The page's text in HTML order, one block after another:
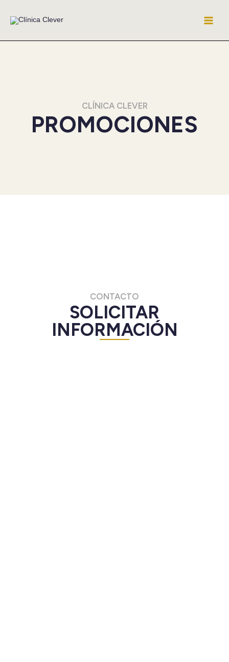
contenido
CLÍNICA CLEVER
PROMOCIONES
CONTACTO
SOLICITAR
INFORMACIÓN